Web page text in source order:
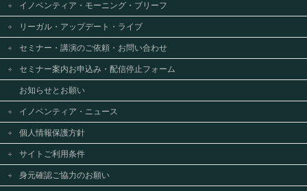
イノベンティア・モーニング・ブリーフ
リーガル・アップデート・ライブ
セミナー・講演のご依頼・お問い合わせ
セミナー案内お申込み・配信停止フォーム
お知らせとお願い
イノベンティア・ニュース
個人情報保護方針
サイトご利用条件
身元確認ご協力のお願い